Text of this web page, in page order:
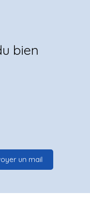
bien
un mail